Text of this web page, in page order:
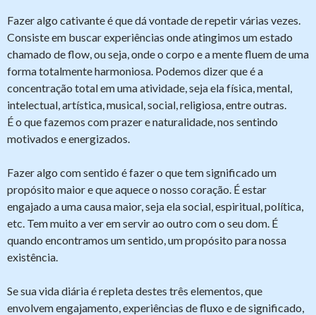
Fazer algo cativante é que dá vontade de repetir várias vezes.
Consiste em buscar experiências onde atingimos um estado
chamado de flow, ou seja, onde o corpo e a mente fluem de uma
forma totalmente harmoniosa. Podemos dizer que é a
concentração total em uma atividade, seja ela física, mental,
intelectual, artística, musical, social, religiosa, entre outras.
É o que fazemos com prazer e naturalidade, nos sentindo
motivados e energizados.
Fazer algo com sentido é fazer o que tem significado um
propósito maior e que aquece o nosso coração. É estar
engajado a uma causa maior, seja ela social, espiritual, política,
etc. Tem muito a ver em servir ao outro com o seu dom. É
quando encontramos um sentido, um propósito para nossa
existência.
Se sua vida diária é repleta destes três elementos, que
envolvem engajamento, experiências de fluxo e de significado,